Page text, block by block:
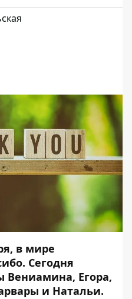
в мире
Сегодня
Егора,
и Натальи.